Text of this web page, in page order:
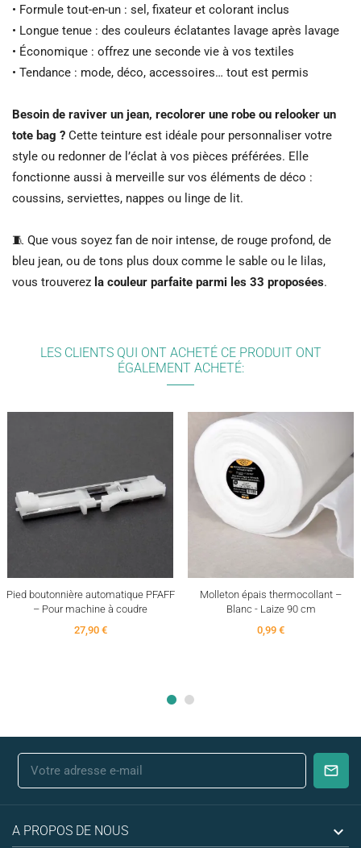
• Formule tout-en-un : sel, fixateur et colorant inclus
• Longue tenue : des couleurs éclatantes lavage après lavage
• Économique : offrez une seconde vie à vos textiles
• Tendance : mode, déco, accessoires… tout est permis
Besoin de raviver un jean, recolorer une robe ou relooker un
tote bag ? Cette teinture est idéale pour personnaliser votre
style ou redonner de l’éclat à vos pièces préférées. Elle
fonctionne aussi à merveille sur vos éléments de déco :
coussins, serviettes, nappes ou linge de lit.
🧵 Que vous soyez fan de noir intense, de rouge profond, de
bleu jean, ou de tons plus doux comme le sable ou le lilas,
vous trouverez la couleur parfaite parmi les 33 proposées.
LES CLIENTS QUI ONT ACHETÉ CE PRODUIT ONT
ÉGALEMENT ACHETÉ:
Pied boutonnière automatique PFAFF
– Pour machine à coudre
27,90 €
Molleton épais thermocollant –
Blanc - Laize 90 cm
0,99 €
A PROPOS DE NOUS 